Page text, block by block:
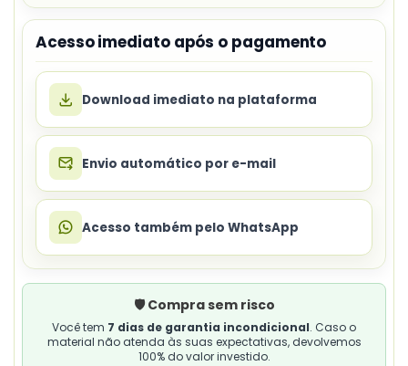
Acesso imediato após o pagamento
Download imediato na plataforma
Envio automático por e-mail
Acesso também pelo WhatsApp
🛡️ Compra sem risco
Você tem 7 dias de garantia incondicional. Caso o
material não atenda às suas expectativas, devolvemos
100% do valor investido.